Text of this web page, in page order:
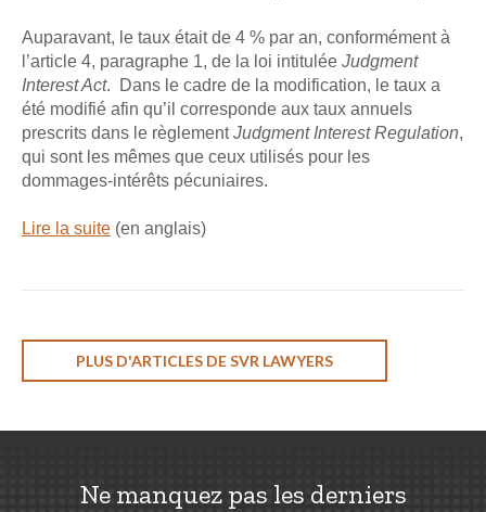
Auparavant, le taux était de 4 % par an, conformément à
l’article 4, paragraphe 1, de la loi intitulée Judgment
Interest Act. Dans le cadre de la modification, le taux a
été modifié afin qu’il corresponde aux taux annuels
prescrits dans le règlementJudgment Interest Regulation,
qui sont les mêmes que ceux utilisés pour les
dommages-intérêts pécuniaires.
Lire la suite (en anglais)
PLUS D'ARTICLES DE SVR LAWYERS
Ne manquez pas les derniers